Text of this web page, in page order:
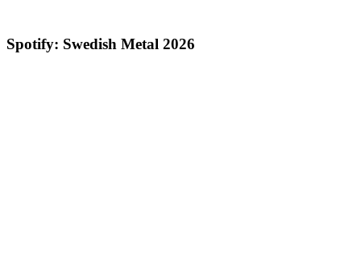
Spotify: Swedish Metal 2026